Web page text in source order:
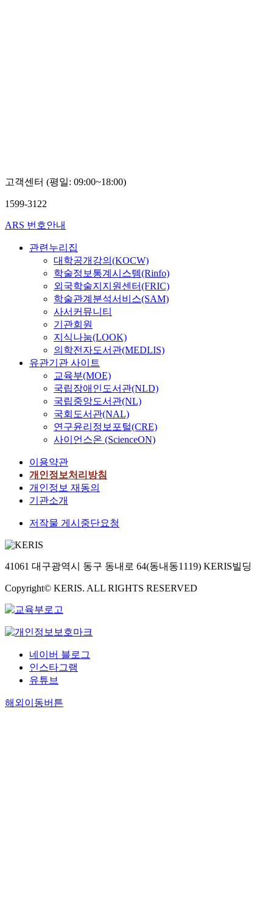
고객센터 (평일: 09:00~18:00)
1599-3122
ARS 번호안내
관련누리집
대학공개강의(KOCW)
학술정보통계시스템(Rinfo)
외국학술지지원센터(FRIC)
학술관계분석서비스(SAM)
사서커뮤니티
기관회원
지식나눔(LOOK)
의학전자도서관(MEDLIS)
유관기관 사이트
교육부(MOE)
국립장애인도서관(NLD)
국립중앙도서관(NL)
국회도서관(NAL)
연구윤리정보포털(CRE)
사이언스온 (ScienceON)
이용약관
개인정보처리방침
개인정보 재동의
기관소개
저작물 게시중단요청
41061 대구광역시 동구 동내로 64(동내동1119) KERIS빌딩
Copyright© KERIS. ALL RIGHTS RESERVED
네이버 블로그
인스타그램
유튜브
해외이동버튼